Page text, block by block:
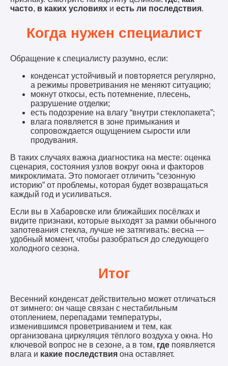
часто, в каких условиях и есть ли последствия.
Когда нужен специалист
Обращение к специалисту разумно, если:
конденсат устойчивый и повторяется регулярно,
а режимы проветривания не меняют ситуацию;
мокнут откосы, есть потемнение, плесень,
разрушение отделки;
есть подозрение на влагу “внутри стеклопакета”;
влага появляется в зоне примыкания и
сопровождается ощущением сырости или
продувания.
В таких случаях важна диагностика на месте: оценка
сценария, состояния узлов вокруг окна и факторов
микроклимата. Это помогает отличить “сезонную
историю” от проблемы, которая будет возвращаться
каждый год и усиливаться.
Если вы в Хабаровске или ближайших посёлках и
видите признаки, которые выходят за рамки обычного
запотевания стекла, лучше не затягивать: весна —
удобный момент, чтобы разобраться до следующего
холодного сезона.
Итог
Весенний конденсат действительно может отличаться
от зимнего: он чаще связан с нестабильным
отоплением, перепадами температуры,
изменившимся проветриванием и тем, как
организована циркуляция тёплого воздуха у окна. Но
ключевой вопрос не в сезоне, а в том, где появляется
влага и какие последствия она оставляет.